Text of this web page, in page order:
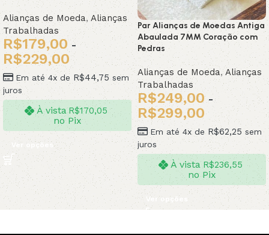
Alianças de Moeda, Alianças
Trabalhadas
R$179,00 -
R$229,00
Em até 4x de R$44,75sem
juros
À vista R$170,05
no Pix
Ver opções
Par Alianças de Moedas Antiga
Abaulada 7MM Coração com
Pedras
Alianças de Moeda,Alianças
Trabalhadas
R$249,00 -
R$299,00
Em até 4x deR$62,25 sem
juros
À vista R$236,55
no Pix
Ver opções